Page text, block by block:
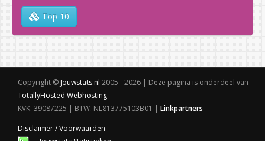
Top 10
Copyright © Jouwstats.nl 2005 - 2026 | Deze pagina is onderdeel van
TotallyHosted Webhosting
KVK: 39087225 | BTW: NL813775103B01 | Linkpartners
Disclaimer / Voorwaarden